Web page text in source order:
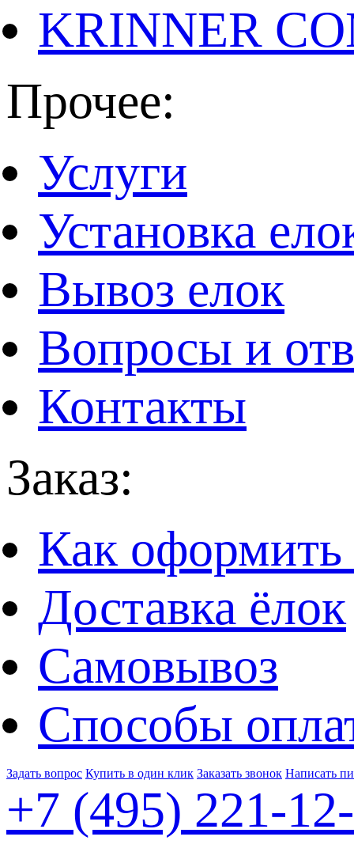
KRINNER
Прочее:
Услуги
Установка
Вывоз елок
Вопросы и
Контакты
Заказ:
Как оформить
Доставка ёлок
Самовывоз
Способы
Задать вопрос Купить в один клик Заказать звонок Написать
+7 (495) 221-